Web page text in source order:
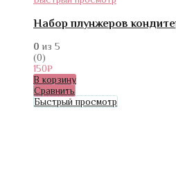
Набор плунжеров
0 из 5
(0)
150₽
В корзину
Сравнить
Быстрый просмотр